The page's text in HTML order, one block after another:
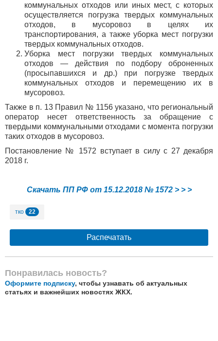
коммунальных отходов или иных мест, с которых
осуществляется погрузка твердых коммунальных
отходов, в мусоровоз в целях их
транспортирования, а также уборка мест погрузки
твердых коммунальных отходов.
Уборка мест погрузки твердых коммунальных
отходов — действия по подбору оброненных
(просыпавшихся и др.) при погрузке твердых
коммунальных отходов и перемещению их в
мусоровоз.
Также в п. 13 Правил № 1156 указано, что региональный
оператор несет ответственность за обращение с
твердыми коммунальными отходами с момента погрузки
таких отходов в мусоровоз.
Постановление № 1572 вступает в силу с 27 декабря
2018 г.
Скачать ПП РФ от 15.12.2018 № 1572 > > >
тко 22
Распечатать
Понравилась новость?
Оформите подписку, чтобы узнавать об актуальных
статьях и важнейших новостях ЖКХ.